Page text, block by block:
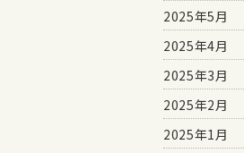
2025年5月
2025年4月
2025年3月
2025年2月
2025年1月